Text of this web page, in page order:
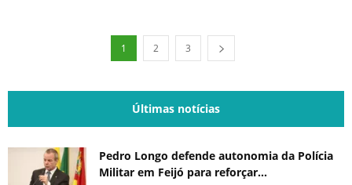
1 2 3
Últimas notícias
Pedro Longo defende autonomia da Polícia
Militar em Feijó para reforçar...